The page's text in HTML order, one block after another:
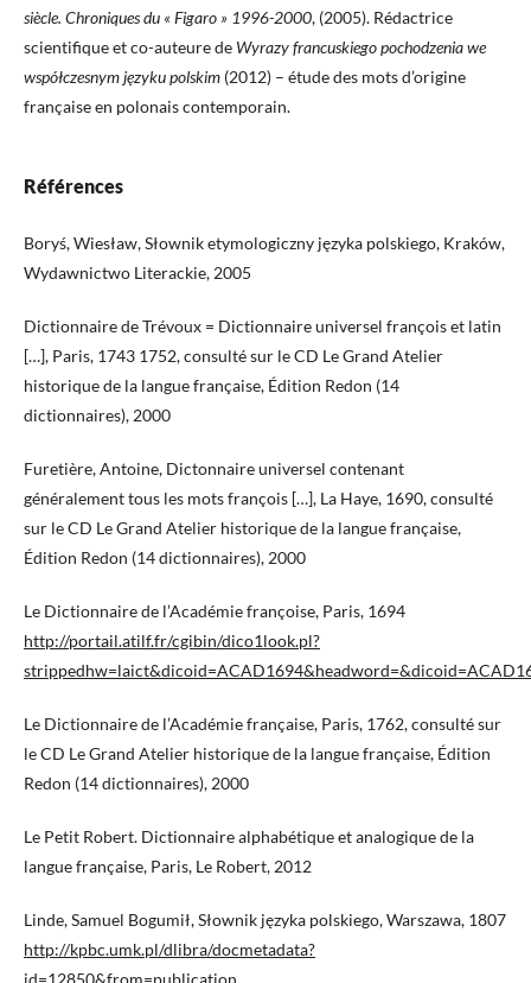
siècle. Chroniques du « Figaro » 1996-2000, (2005). Rédactrice
scientifique et co-auteure de Wyrazy francuskiego pochodzenia we
współczesnym języku polskim (2012) – étude des mots d’origine
française en polonais contemporain.
Références
Boryś, Wiesław, Słownik etymologiczny języka polskiego, Kraków,
Wydawnictwo Literackie, 2005
Dictionnaire de Trévoux = Dictionnaire universel françois et latin
[…], Paris, 1743 1752, consulté sur le CD Le Grand Atelier
historique de la langue française, Édition Redon (14
dictionnaires), 2000
Furetière, Antoine, Dictonnaire universel contenant
généralement tous les mots françois […], La Haye, 1690, consulté
sur le CD Le Grand Atelier historique de la langue française,
Édition Redon (14 dictionnaires), 2000
Le Dictionnaire de l’Académie françoise, Paris, 1694
http://portail.atilf.fr/cgibin/dico1look.pl?
Le Dictionnaire de l’Académie française, Paris, 1762, consulté sur
le CD Le Grand Atelier historique de la langue française, Édition
Redon (14 dictionnaires), 2000
Le Petit Robert. Dictionnaire alphabétique et analogique de la
langue française, Paris, Le Robert, 2012
Linde, Samuel Bogumił, Słownik języka polskiego, Warszawa, 1807
http://kpbc.umk.pl/dlibra/docmetadata?